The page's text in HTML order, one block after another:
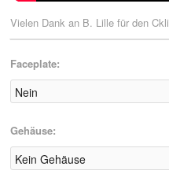
Vielen Dank an B. Lille für den
Faceplate:
Gehäuse: